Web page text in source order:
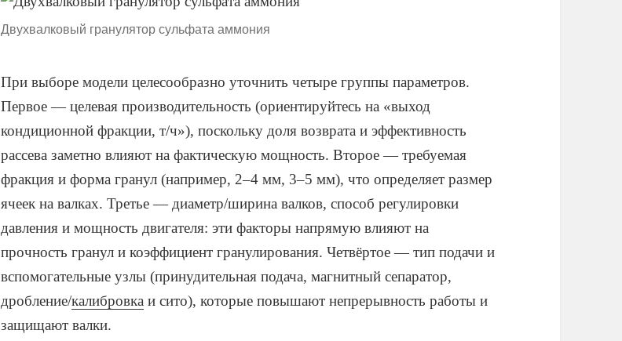
Двухвалковый гранулятор сульфата аммония
При выборе модели целесообразно уточнить четыре группы параметров.
Первое — целевая производительность (ориентируйтесь на «выход
кондиционной фракции, т/ч»), поскольку доля возврата и эффективность
рассева заметно влияют на фактическую мощность. Второе — требуемая
фракция и форма гранул (например, 2–4 мм, 3–5 мм), что определяет размер
ячеек на валках. Третье — диаметр/ширина валков, способ регулировки
давления и мощность двигателя: эти факторы напрямую влияют на
прочность гранул и коэффициент гранулирования. Четвёртое — тип подачи и
вспомогательные узлы (принудительная подача, магнитный сепаратор,
дробление/калибровка и сито), которые повышают непрерывность работы и
защищают валки.